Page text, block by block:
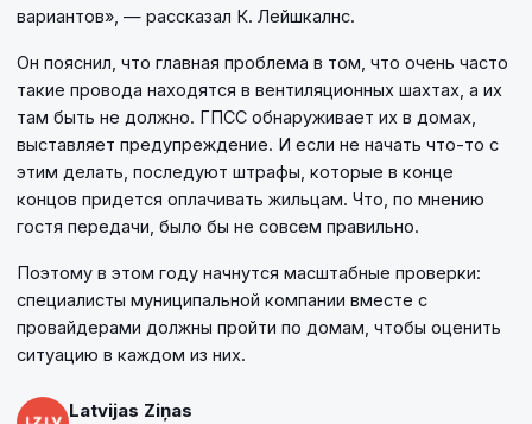
вариантов», — рассказал К. Лейшкалнс.
Он пояснил, что главная проблема в том, что очень часто
такие провода находятся в вентиляционных шахтах, а их
там быть не должно. ГПСС обнаруживает их в домах,
выставляет предупреждение. И если не начать что-то с
этим делать, последуют штрафы, которые в конце
концов придется оплачивать жильцам. Что, по мнению
гостя передачи, было бы не совсем правильно.
Поэтому в этом году начнутся масштабные проверки:
специалисты муниципальной компании вместе с
провайдерами должны пройти по домам, чтобы оценить
ситуацию в каждом из них.
Latvijas Ziņas